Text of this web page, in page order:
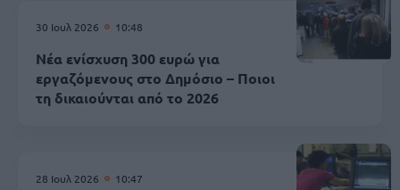
30 Ιουλ 2026 10:48
Νέα ενίσχυση 300 ευρώ για
εργαζόμενους στο Δημόσιο – Ποιοι
τη δικαιούνται από το 2026
28 Ιουλ 2026 10:47